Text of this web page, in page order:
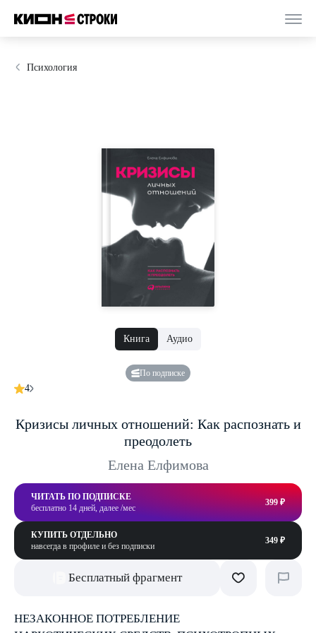
Психология
Книга Аудио
По подписке
4
Кризисы личных отношений: Как распознать и
преодолеть
Елена Елфимова
ЧИТАТЬ ПО ПОДПИСКЕ
бесплатно 14 дней, далее /мес
399 ₽
КУПИТЬ ОТДЕЛЬНО
навсегда в профиле и без подписки
349 ₽
Бесплатный фрагмент
НЕЗАКОННОЕ ПОТРЕБЛЕНИЕ